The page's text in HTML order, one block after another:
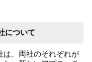
について
、両社のそれぞれが